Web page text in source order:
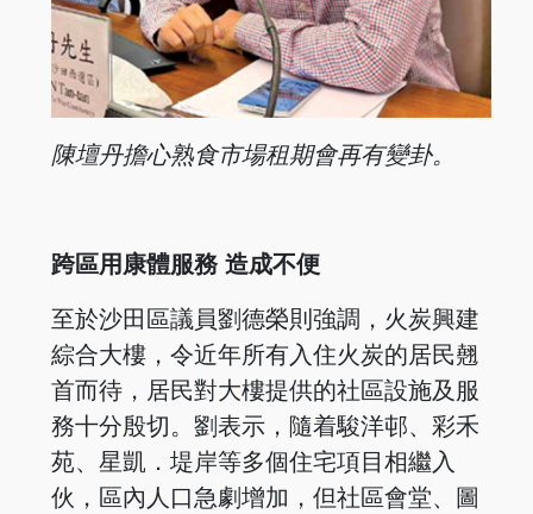
陳壇丹擔心熟食市場租期會再有變卦。
跨區用康體服務 造成不便
至於沙田區議員劉德榮則強調，火炭興建
綜合大樓，令近年所有入住火炭的居民翹
首而待，居民對大樓提供的社區設施及服
務十分殷切。劉表示，隨着駿洋邨、彩禾
苑、星凱．堤岸等多個住宅項目相繼入
伙，區內人口急劇增加，但社區會堂、圖